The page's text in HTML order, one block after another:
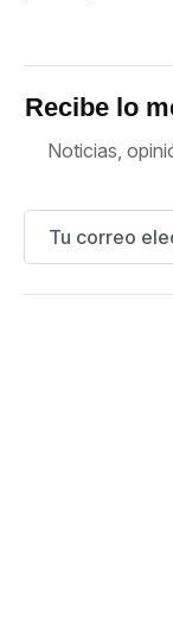
Recibe lo
Noticias,